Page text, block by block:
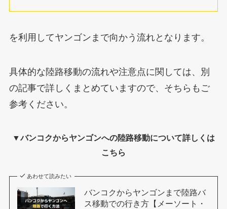
を利用してヤンゴンまで向かう流れとなります。
具体的な陸路移動の流れや注意点に関しては、別
の記事で詳しくまとめていますので、そちらもご
参考ください。
▼バンコクからヤンゴンへの陸路移動について詳しくは
こちら
あわせて読みたい
バンコクからヤンゴンまで陸路バ
ス移動での行き方【メーソート・